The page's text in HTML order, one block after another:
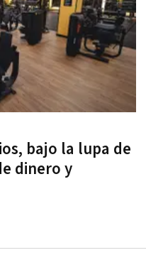
bajo la lupa de
dinero y